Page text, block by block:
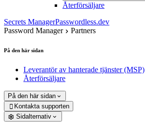
Återförsäljare
Secrets ManagerPasswordless.dev
Password Manager
Partners
På den här sidan
Leverantör av hanterade tjänster (MSP)
Återförsäljare
På den här sidan
 Kontakta supporten
Sidalternativ